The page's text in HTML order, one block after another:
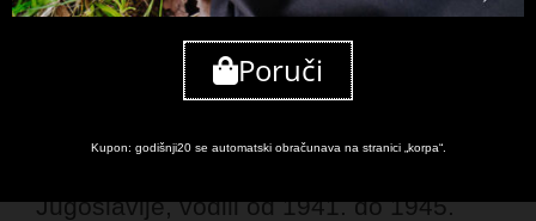
Čestitamo vam Dan borca i 80 godina
od početka oružane revolucionarne
Jugoslavije, vodili od 1941. do 1945.
Poruči
Kupon: godišnji20 se automatski obračunava na stranici „korpa“.